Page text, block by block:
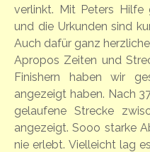
verlinkt. Mit Peters
und die Urkunden sind
Auch dafür ganz
Apropos Zeiten und
Finishern haben wir
angezeigt haben. Nach
gelaufene Strecke
angezeigt. Sooo starke
nie erlebt. Vielleicht lag